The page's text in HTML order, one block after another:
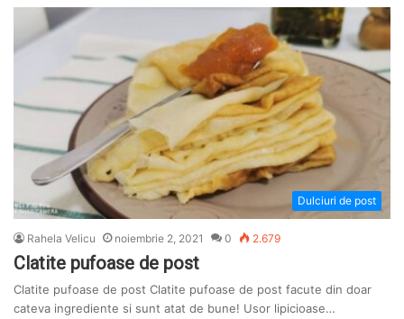
Dulciuri de post
Rahela Velicu noiembrie 2, 2021 0 2.679
Clatite pufoase de post
Clatite pufoase de post Clatite pufoase de post facute din doar
cateva ingrediente si sunt atat de bune! Usor lipicioase…